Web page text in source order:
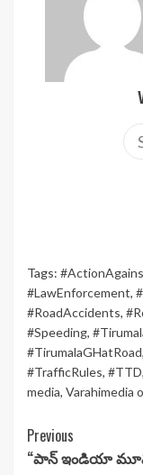
Tags:
#LawEnforcement,
#RoadAccidents,
#Speeding,
#TirumalaGHatRoad,
#TrafficRules, #TTD,
media, Varahimedia
Continue
Previous
“పాన్ ఇండియా మూవీ